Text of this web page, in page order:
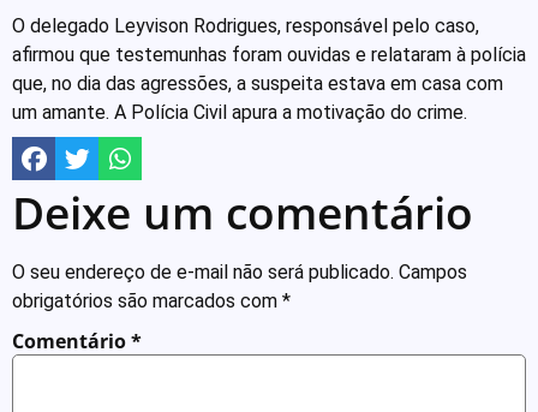
O delegado Leyvison Rodrigues, responsável pelo caso,
afirmou que testemunhas foram ouvidas e relataram à polícia
que, no dia das agressões, a suspeita estava em casa com
um amante. A Polícia Civil apura a motivação do crime.
Deixe um comentário
O seu endereço de e-mail não será publicado. Campos
obrigatórios são marcados com *
Comentário*